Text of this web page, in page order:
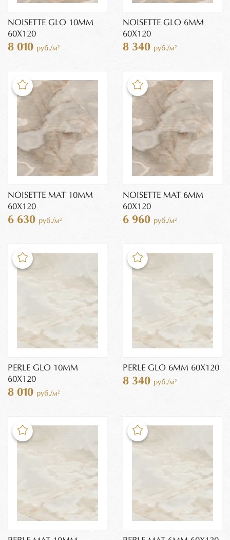
NOISETTE GLO 10MM
60X120
8 010 руб./м²
NOISETTE GLO 6MM
60X120
8 340 руб./м²
NOISETTE MAT 10MM
60X120
6 630 руб./м²
NOISETTE MAT 6MM
60X120
6 960 руб./м²
PERLE GLO 10MM
60X120
8 010 руб./м²
PERLE GLO 6MM 60X120
8 340 руб./м²